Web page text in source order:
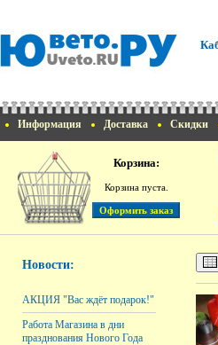
Информация Доставка Скидки
Корзина:
Корзина пуста.
Новости:
АКЦИЯ "Вас ждёт подарок!"
Работа Магазина в дни
празднования Нового Года